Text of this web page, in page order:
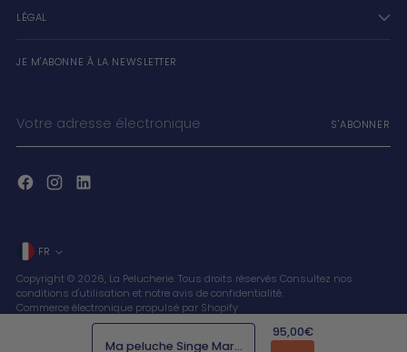
LÉGAL
JE M'ABONNE À LA NEWSLETTER
adresse
électronique
S'ABONNER
Langue
FR
Copyright © 2026, La Pelucherie . Tous droits réservés Consultez nos
conditions d'utilisation et notre avis de confidentialité.
Commerce électronique propulsé par Shopify
Ma peluche Singe Marcel
95,00€